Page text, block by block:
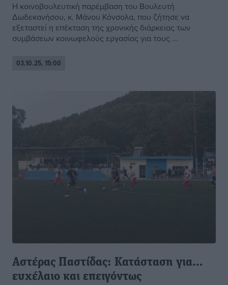
Η κοινοβουλευτική παρέμβαση του Βουλευτή
Δωδεκανήσου, κ. Μάνου Κόνσολα, που ζήτησε να
εξεταστεί η επέκταση της χρονικής διάρκειας των
συμβάσεων κοινωφελούς εργασίας για τους ...
03.10.25, 15:00
Αστέρας Παστίδας: Κατάσταση για…
ευχέλαιο και επειγόντως